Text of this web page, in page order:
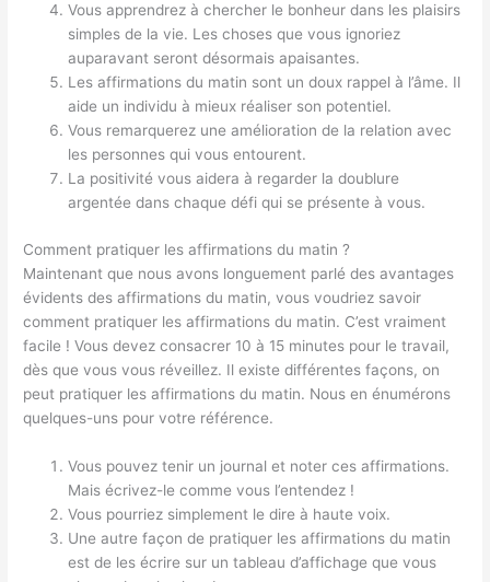
Vous apprendrez à chercher le bonheur dans les plaisirs
simples de la vie. Les choses que vous ignoriez
auparavant seront désormais apaisantes.
Les affirmations du matin sont un doux rappel à l’âme. Il
aide un individu à mieux réaliser son potentiel.
Vous remarquerez une amélioration de la relation avec
les personnes qui vous entourent.
La positivité vous aidera à regarder la doublure
argentée dans chaque défi qui se présente à vous.
Comment pratiquer les affirmations du matin ?
Maintenant que nous avons longuement parlé des avantages
évidents des affirmations du matin, vous voudriez savoir
comment pratiquer les affirmations du matin. C’est vraiment
facile ! Vous devez consacrer 10 à 15 minutes pour le travail,
dès que vous vous réveillez. Il existe différentes façons, on
peut pratiquer les affirmations du matin. Nous en énumérons
quelques-uns pour votre référence.
Vous pouvez tenir un journal et noter ces affirmations.
Mais écrivez-le comme vous l’entendez !
Vous pourriez simplement le dire à haute voix.
Une autre façon de pratiquer les affirmations du matin
est de les écrire sur un tableau d’affichage que vous